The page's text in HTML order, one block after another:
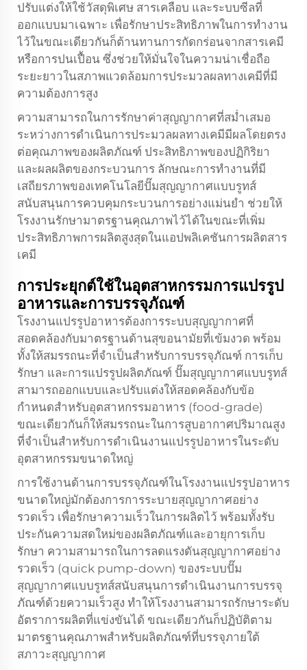
ปรับแต่งให้ใช้วัสดุพิเศษ สารเคลือบ และระบบซีลที่
ออกแบบมาเฉพาะ เพื่อรักษาประสิทธิภาพในการทำงาน
ไว้ในขณะเดียวกันก็ต้านทานการกัดกร่อนจากสารเคมี
หรือการปนเปื้อน ซึ่งช่วยให้มั่นใจในความน่าเชื่อถือ
ระยะยาวในสภาพแวดล้อมการประมวลผลทางเคมีที่มี
ความต้องการสูง
ความสามารถในการรักษาค่าสุญญากาศที่สม่ำเสมอ
ระหว่างการดำเนินการประมวลผลทางเคมีมีผลโดยตรง
ต่อคุณภาพของผลิตภัณฑ์ ประสิทธิภาพของปฏิกิริยา
และผลผลิตของกระบวนการ ลักษณะการทำงานที่มี
เสถียรภาพของเทคโนโลยีปั๊มสุญญากาศแบบรูทส์
สนับสนุนการควบคุมกระบวนการอย่างแม่นยำ ช่วยให้
โรงงานรักษามาตรฐานคุณภาพไว้ได้ในขณะที่เพิ่ม
ประสิทธิภาพการผลิตสูงสุดในแอปพลิเคชันการผลิตสาร
เคมี
การประยุกต์ใช้ในอุตสาหกรรมการแปรรูป
อาหารและการบรรจุภัณฑ์
โรงงานแปรรูปอาหารต้องการระบบสุญญากาศที่
สอดคล้องกับมาตรฐานด้านสุขอนามัยที่เข้มงวด พร้อม
ทั้งให้สมรรถนะที่จำเป็นสำหรับการบรรจุภัณฑ์ การเก็บ
รักษา และการแปรรูปผลิตภัณฑ์ ปั๊มสุญญากาศแบบรูทส์
สามารถออกแบบและปรับแต่งให้สอดคล้องกับข้อ
กำหนดสำหรับอุตสาหกรรมอาหาร (food-grade)
ขณะเดียวกันก็ให้สมรรถนะในการสูบอากาศปริมาณสูง
ที่จำเป็นสำหรับการดำเนินงานแปรรูปอาหารในระดับ
อุตสาหกรรมขนาดใหญ่
การใช้งานด้านการบรรจุภัณฑ์ในโรงงานแปรรูปอาหาร
ขนาดใหญ่มักต้องการการระบายสุญญากาศอย่าง
รวดเร็ว เพื่อรักษาความเร็วในการผลิตไว้ พร้อมทั้งรับ
ประกันความสดใหม่ของผลิตภัณฑ์และอายุการเก็บ
รักษา ความสามารถในการลดแรงดันสุญญากาศอย่าง
รวดเร็ว (quick pump-down) ของระบบปั๊ม
สุญญากาศแบบรูทส์สนับสนุนการดำเนินงานการบรรจุ
ภัณฑ์ด้วยความเร็วสูง ทำให้โรงงานสามารถรักษาระดับ
อัตราการผลิตที่แข่งขันได้ ขณะเดียวกันก็ปฏิบัติตาม
มาตรฐานคุณภาพสำหรับผลิตภัณฑ์ที่บรรจุภายใต้
สภาวะสุญญากาศ